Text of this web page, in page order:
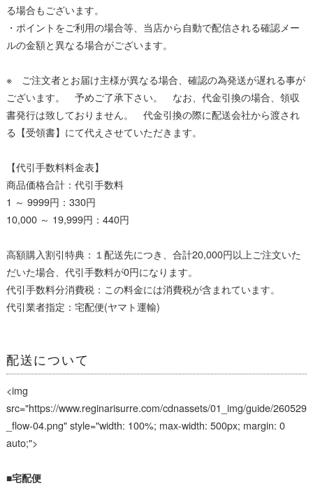
る場合もございます。
・ポイントをご利用の場合等、当店から自動で配信される確認メー
ルの金額と異なる場合がございます。
※ ご注文者とお届け主様が異なる場合、確認の為発送が遅れる事が
ございます。 予めご了承下さい。 なお、代金引換の場合、領収
書発行は致しておりません。 代金引換の際に配送会社から渡され
る【受領書】にて代えさせていただきます。
【代引手数料料金表】
商品価格合計：代引手数料
1 ～ 9999円：330円
10,000 ～ 19,999円：440円
高額購入割引特典：１配送先につき、合計20,000円以上ご注文いた
だいた場合、代引手数料が0円になります。
代引手数料分消費税：この料金には消費税が含まれています。
代引業者指定：宅配便(ヤマト運輸)
配送について
<img
src="https://www.reginarisurre.com/cdnassets/01_img/guide/260529
_flow-04.png" style="width: 100%; max-width: 500px; margin: 0
auto;">
■宅配便